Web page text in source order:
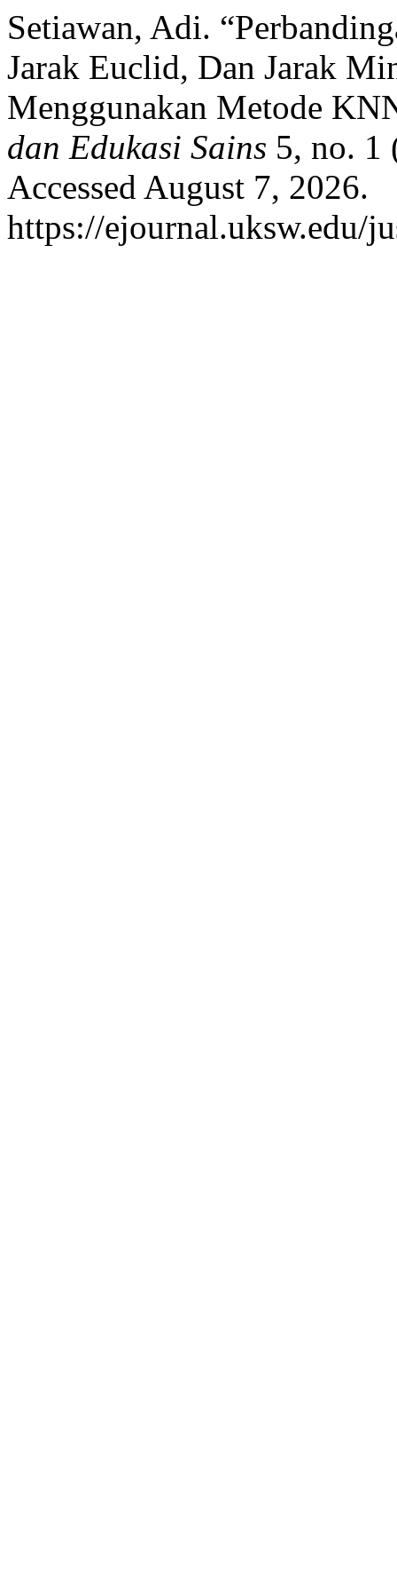
Setiawan, Adi.
Jarak Euclid, Dan Jarak
Menggunakan Metode
dan Edukasi Sains 5, no. 1
Accessed August 7, 2026.
https://ejournal.uksw.edu/